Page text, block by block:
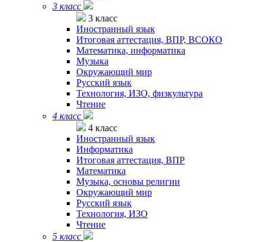
3 класс
3 класс
Иностранный язык
Итоговая аттестация, ВПР, ВСОКО
Математика, информатика
Музыка
Окружающий мир
Русский язык
Технология, ИЗО, физкультура
Чтение
4 класс
4 класс
Иностранный язык
Информатика
Итоговая аттестация, ВПР
Математика
Музыка, основы религии
Окружающий мир
Русский язык
Технология, ИЗО
Чтение
5 класс